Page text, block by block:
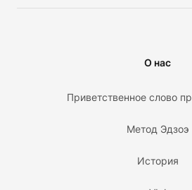
О нас
Приветственное слово
Метод Эдзоэ
История